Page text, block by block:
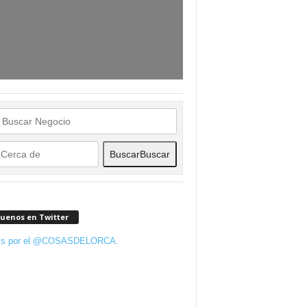
BuscarBuscar
en Twitter
por el @COSASDELORCA.